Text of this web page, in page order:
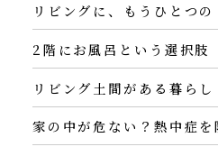
リビングに、もうひとつの
2階にお風呂という選択肢
リビング土間がある暮らし
家の中が危ない？熱中症